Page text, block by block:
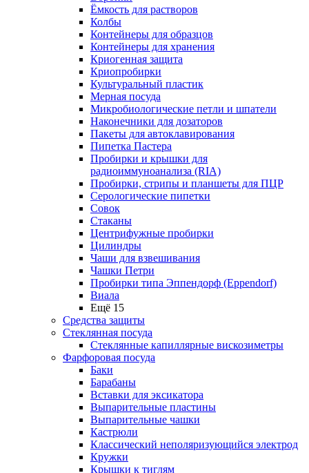
Ёмкость для растворов
Колбы
Контейнеры для образцов
Контейнеры для хранения
Криогенная защита
Криопробирки
Культуральный пластик
Мерная посуда
Микробиологические петли и шпатели
Наконечники для дозаторов
Пакеты для автоклавирования
Пипетка Пастера
Пробирки и крышки для
радиоиммуноанализа (RIA)
Пробирки, стрипы и планшеты для ПЦР
Серологические пипетки
Совок
Стаканы
Центрифужные пробирки
Цилиндры
Чаши для взвешивания
Чашки Петри
Пробирки типа Эппендорф (Eppendorf)
Виала
Ещё 15
Средства защиты
Стеклянная посуда
Стеклянные капиллярные вискозиметры
Фарфоровая посуда
Баки
Барабаны
Вставки для эксикатора
Выпарительные пластины
Выпарительные чашки
Кастрюли
Классический неполяризующийся электрод
Кружки
Крышки к тиглям